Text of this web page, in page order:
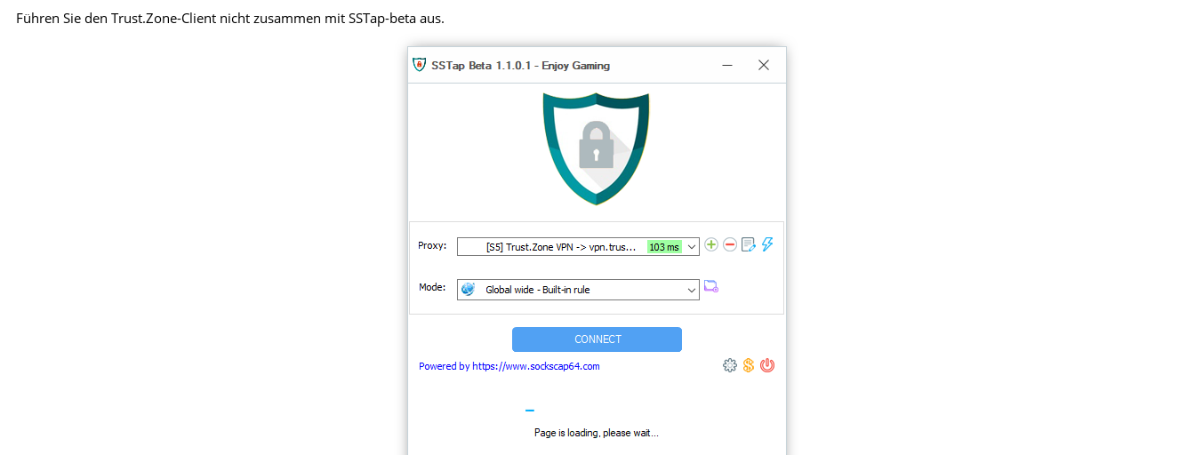
Führen Sie den Trust.Zone-Client nicht zusammen mit SSTap-beta aus.